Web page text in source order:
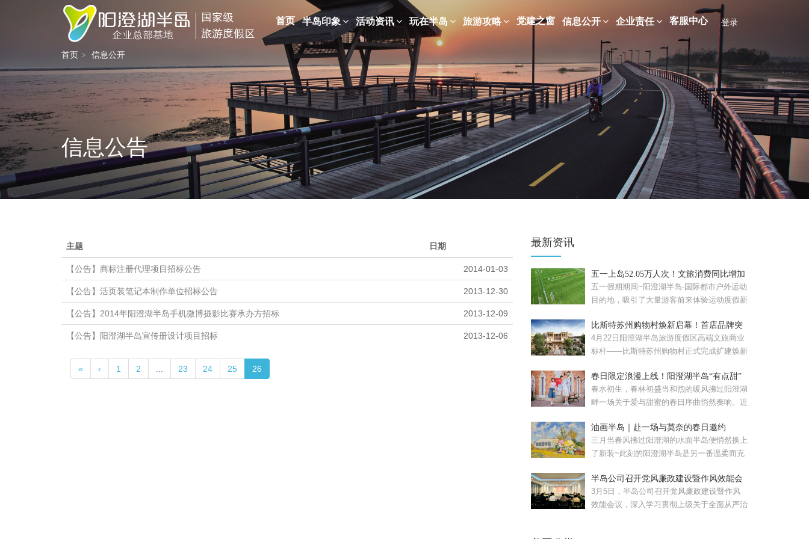
登录
首页 半岛印象 活动资讯 玩在半岛 旅游攻略 党建之窗 信息公开 企业责任 客服中心
首页 信息公开
信息公告
主题 日期
【公告】商标注册代理项目招标公告 2014-01-03
【公告】活页装笔记本制作单位招标公告 2013-12-30
【公告】2014年阳澄湖半岛手机微博摄影比赛承办方招标 2013-12-09
【公告】阳澄湖半岛宣传册设计项目招标 2013-12-06
« ‹ 1 2 23 24 25 26
最新资讯
五一上岛52.05万人次！文旅消费同比增加
57.08%！
五一假期期间~阳澄湖半岛·国际都市户外运动
目的地，吸引了大量游客前来体验运动度假新
比斯特苏州购物村焕新启幕！首店品牌突
破120家
4月22日阳澄湖半岛旅游度假区高端文旅商业
标杆——比斯特苏州购物村正式完成扩建焕新
春日限定浪漫上线！阳澄湖半岛“有点甜”
春水初生，春林初盛当和煦的暖风拂过阳澄湖
畔一场关于爱与甜蜜的春日序曲悄然奏响。近
油画半岛｜赴一场与莫奈的春日邀约
三月当春风拂过阳澄湖的水面半岛便悄然换上
了新装~此刻的阳澄湖半岛是另一番温柔而充
半岛公司召开党风廉政建设暨作风效能会
议
3月5日，半岛公司召开党风廉政建设暨作风
效能会议，深入学习贯彻上级关于全面从严治